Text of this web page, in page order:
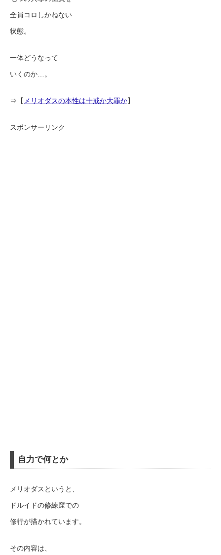
全員コロしかねない
状態。
一体どうなって
いくのか…。
⇒【 メリオダスの本性は十戒か大罪か】
スポンサーリンク
自力で何とか
メリオダスというと、
ドルイドの修練窟での
修行が描かれています。
その内容は、